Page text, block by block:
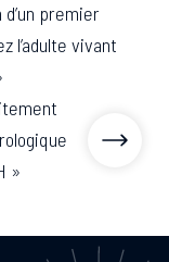
premier
l’adulte vivant
»